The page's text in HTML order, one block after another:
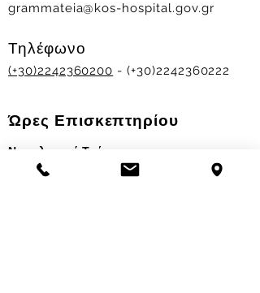
grammateia@kos-hospital.gov.gr
Τηλέφωνο
(+30)2242360200 - (+30)2242360222
Ώρες Επισκεπτηρίου
Νοσηλευτικά Τμήματα
Χειμερινό ωράριο: 11.00-13.00
17.30-19.30